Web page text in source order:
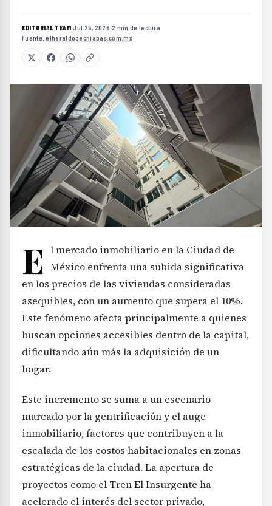
EDITORIAL TEAM·Jul 25, 2026·2 min de lectura·
Fuente:elheraldodechiapas.com.mx
E l mercado inmobiliario en la Ciudad de
México enfrenta una subida significativa
en los precios de las viviendas consideradas
asequibles, con un aumento que supera el 10%.
Este fenómeno afecta principalmente a quienes
buscan opciones accesibles dentro de la capital,
dificultando aún más la adquisición de un
hogar.
Este incremento se suma a un escenario
marcado por la gentrificación y el auge
inmobiliario, factores que contribuyen a la
escalada de los costos habitacionales en zonas
estratégicas de la ciudad. La apertura de
proyectos como el Tren El Insurgente ha
acelerado el interés del sector privado,